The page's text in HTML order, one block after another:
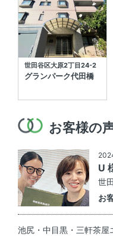
世田谷区大原2丁目24-2
グランパーク代田橋
お客様の
U
世
お
池尻・中目黒・三軒茶屋